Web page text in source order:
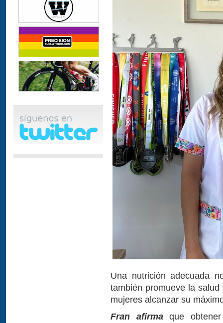
Una nutrición adecuada
también promueve la
mujeres alcanzar su
Fran afirmaque